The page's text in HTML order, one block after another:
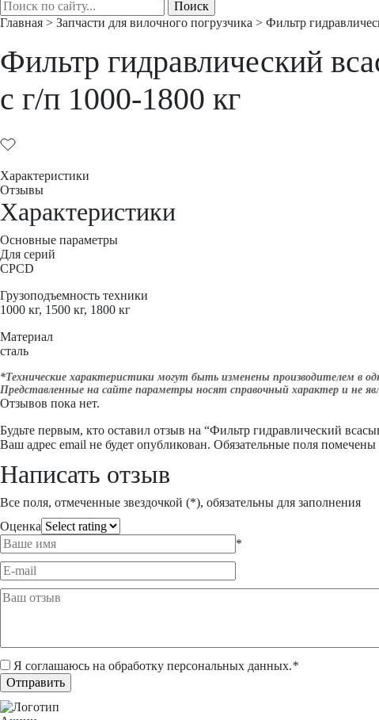
Главная > Запчасти для вилочного погрузчика > Фильтр
Фильтр гидравлический
с г/п 1000-1800 кг
Характеристики
Отзывы
Характеристики
Основные параметры
Для серий
CPCD
Грузоподъемность техники
1000 кг, 1500 кг, 1800 кг
Материал
сталь
*Технические характеристики могут быть изменены производителем в
Представленные на сайте параметры носят справочный характер и не
Отзывов пока нет.
Будьте первым, кто оставил отзыв на “Фильтр гидравлический
Ваш адрес email не будет опубликован. Обязательные поля помечены
Написать отзыв
Все поля, отмеченные звездочкой (*), обязательны для заполнения
Оценка
*
Я соглашаюсь на обработку персональных данных.*